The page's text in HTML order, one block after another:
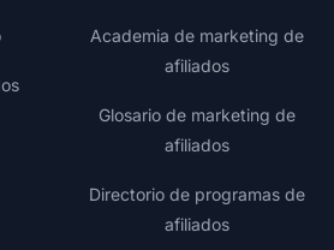
Academia de marketing de
afiliados
Glosario de marketing de
afiliados
Directorio de programas de
afiliados